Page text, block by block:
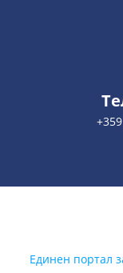
Единен портал